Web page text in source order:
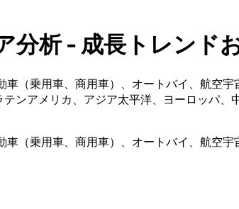
分析 - 成長トレン
（乗用車、商用車）、オートバイ、航空
ンアメリカ、アジア太平洋、ヨーロッパ
（乗用車、商用車）、オートバイ、航空